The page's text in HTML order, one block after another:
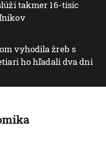
takmer 16-tisíc
vyhodila žreb s
ho hľadali dva dni